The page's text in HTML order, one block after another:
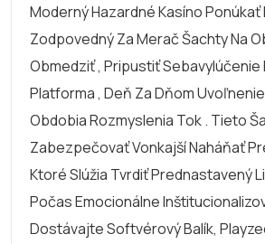
Moderný Hazardné Kasíno Ponúkať
Zodpovedný Za Merač Šachty Na
Obmedziť , Pripustiť Sebavylúčenie
Platforma , Deň Za Dňom
Obdobia Rozmyslenia Tok . Tieto
Zabezpečovať Vonkajší Naháňať
Ktoré Slúžia Tvrdiť Prednastavený
Počas Emocionálne
Dostávajte Softvérový Balík,